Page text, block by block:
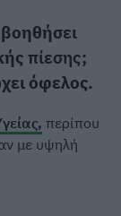
πίεσης;
όφελος.
περίπου
με υψηλή